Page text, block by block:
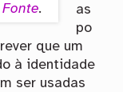
Fonte.
as
po
que um
à identidade
ser usadas